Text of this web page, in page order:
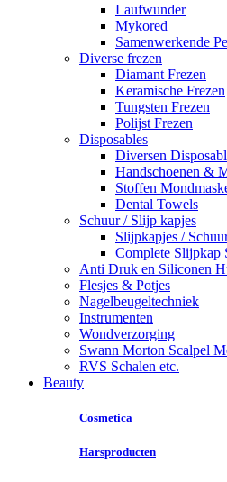
Laufwunder
Mykored
Samenwerkende
Diverse frezen
Diamant Frezen
Keramische Frezen
Tungsten Frezen
Polijst Frezen
Disposables
Diversen
Handschoenen &
Stoffen
Dental Towels
Schuur / Slijp kapjes
Slijpkapjes /
Complete Slijpkap
Anti Druk en Siliconen
Flesjes & Potjes
Nagelbeugeltechniek
Instrumenten
Wondverzorging
Swann Morton Scalpel
RVS Schalen etc.
Beauty
Cosmetica
Harsproducten